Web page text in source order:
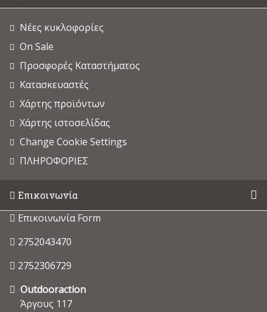
Νέες κυκλοφορίες
On Sale
Προσφορές Καταστήματος
Κατασκευαστές
Χάρτης προϊόντων
Χάρτης ιστοσελίδας
Change Cookie Settings
ΠΛΗΡΟΦΟΡΙΕΣ
Επικοινωνία
Επικοινωνία Form
2752043470
2752306729
Outdooraction
Άργους 117